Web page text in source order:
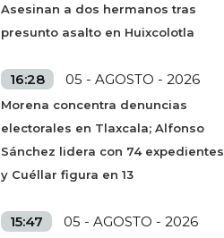
Asesinan a dos hermanos tras
presunto asalto en Huixcolotla
16:28 05 - AGOSTO - 2026
Morena concentra denuncias
electorales en Tlaxcala; Alfonso
Sánchez lidera con 74 expedientes
y Cuéllar figura en 13
15:47 05 - AGOSTO - 2026